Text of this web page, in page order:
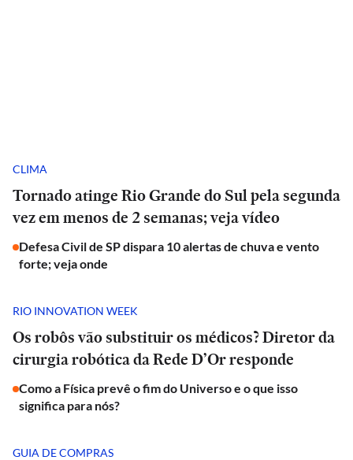
CLIMA
Tornado atinge Rio Grande do Sul pela segunda
vez em menos de 2 semanas; veja vídeo
Defesa Civil de SP dispara 10 alertas de chuva e vento
forte; veja onde
RIO INNOVATION WEEK
Os robôs vão substituir os médicos? Diretor da
cirurgia robótica da Rede D’Or responde
Como a Física prevê o fim do Universo e o que isso
significa para nós?
GUIA DE COMPRAS